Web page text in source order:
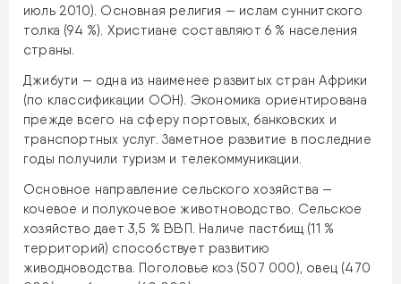
июль 2010). Основная религия — ислам суннитского
толка (94 %). Христиане составляют 6 % населения
страны.
Джибути — одна из наименее развитых стран Африки
(по классификации ООН). Экономика ориентирована
прежде всего на сферу портовых, банковских и
транспортных услуг. Заметное развитие в последние
годы получили туризм и телекоммуникации.
Основное направление сельского хозяйства —
кочевое и полукочевое животноводство. Сельское
хозяйство дает 3,5 % ВВП. Наличе пастбищ (11 %
территорий) способствует развитию
живодноводства. Поголовье коз (507 000), овец (470